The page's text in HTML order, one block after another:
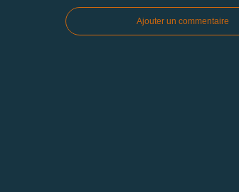
Ajouter un commentaire